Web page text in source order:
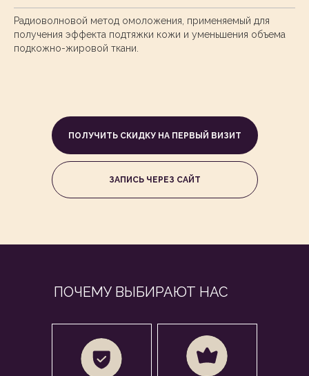
Радиоволновой метод омоложения, применяемый для
получения эффекта подтяжки кожи и уменьшения объема
подкожно-жировой ткани.
ПОЛУЧИТЬ СКИДКУ НА ПЕРВЫЙ ВИЗИТ
ЗАПИСЬ ЧЕРЕЗ САЙТ
ПОЧЕМУ ВЫБИРАЮТ НАС